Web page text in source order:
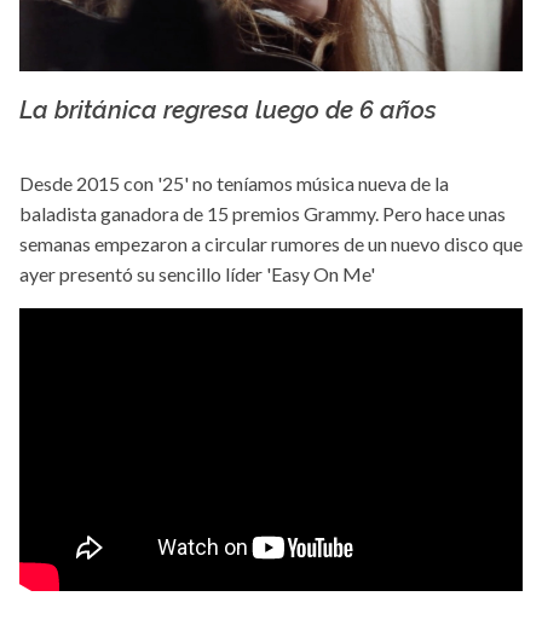
La británica regresa luego de 6 años
Desde 2015 con '25' no teníamos música nueva de la
baladista ganadora de 15 premios Grammy. Pero hace unas
semanas empezaron a circular rumores de un nuevo disco que
ayer presentó su sencillo líder 'Easy On Me'